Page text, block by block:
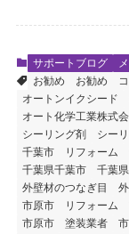
サポートブログ
お勧め
お勧め コ
オートンイクシード
オート化学工業株式
シーリング剤
シー
千葉市 リフォーム
千葉県千葉市
千葉
外壁材のつなぎ目
市原市 リフォーム
市原市 塗装業者